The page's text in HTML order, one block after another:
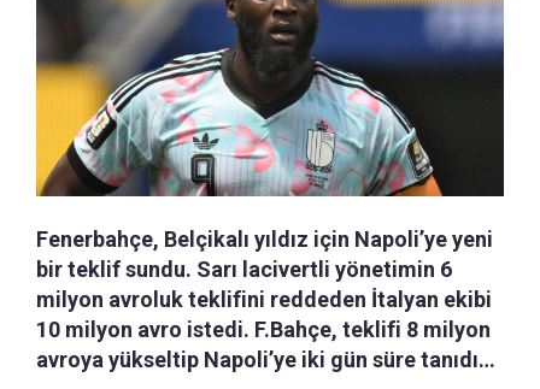
Fenerbahçe, Belçikalı yıldız için Napoli’ye yeni
bir teklif sundu. Sarı lacivertli yönetimin 6
milyon avroluk teklifini reddeden İtalyan ekibi
10 milyon avro istedi. F.Bahçe, teklifi 8 milyon
avroya yükseltip Napoli’ye iki gün süre tanıdı…